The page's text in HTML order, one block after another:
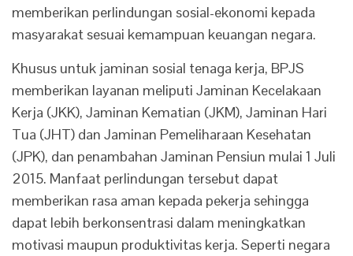
memberikan perlindungan sosial-ekonomi kepada
masyarakat sesuai kemampuan keuangan negara.
Khusus untuk jaminan sosial tenaga kerja, BPJS
memberikan layanan meliputi Jaminan Kecelakaan
Kerja (JKK), Jaminan Kematian (JKM), Jaminan Hari
Tua (JHT) dan Jaminan Pemeliharaan Kesehatan
(JPK), dan penambahan Jaminan Pensiun mulai 1 Juli
2015. Manfaat perlindungan tersebut dapat
memberikan rasa aman kepada pekerja sehingga
dapat lebih berkonsentrasi dalam meningkatkan
motivasi maupun produktivitas kerja. Seperti negara